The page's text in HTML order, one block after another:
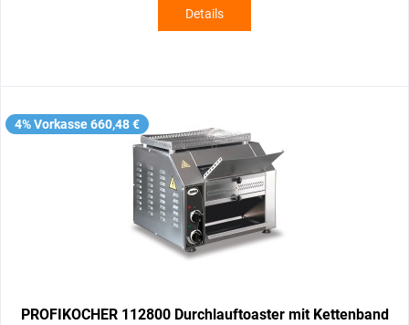
Details
4% Vorkasse 660,48 €
PROFIKOCHER 112800 Durchlauftoaster mit Kettenband